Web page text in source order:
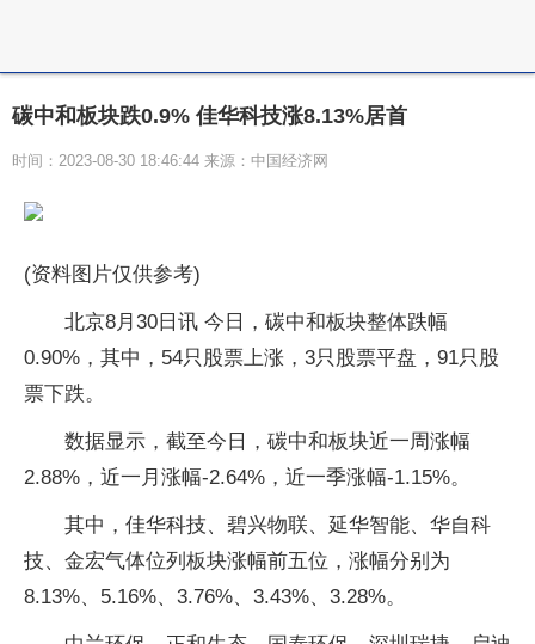
碳中和板块跌0.9% 佳华科技涨8.13%居首
时间：2023-08-30 18:46:44 来源：中国经济网
(资料图片仅供参考)
北京8月30日讯 今日，碳中和板块整体跌幅
0.90%，其中，54只股票上涨，3只股票平盘，91只股
票下跌。
数据显示，截至今日，碳中和板块近一周涨幅
2.88%，近一月涨幅-2.64%，近一季涨幅-1.15%。
其中，佳华科技、碧兴物联、延华智能、华自科
技、金宏气体位列板块涨幅前五位，涨幅分别为
8.13%、5.16%、3.76%、3.43%、3.28%。